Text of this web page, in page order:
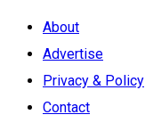
About
Advertise
Privacy & Policy
Contact